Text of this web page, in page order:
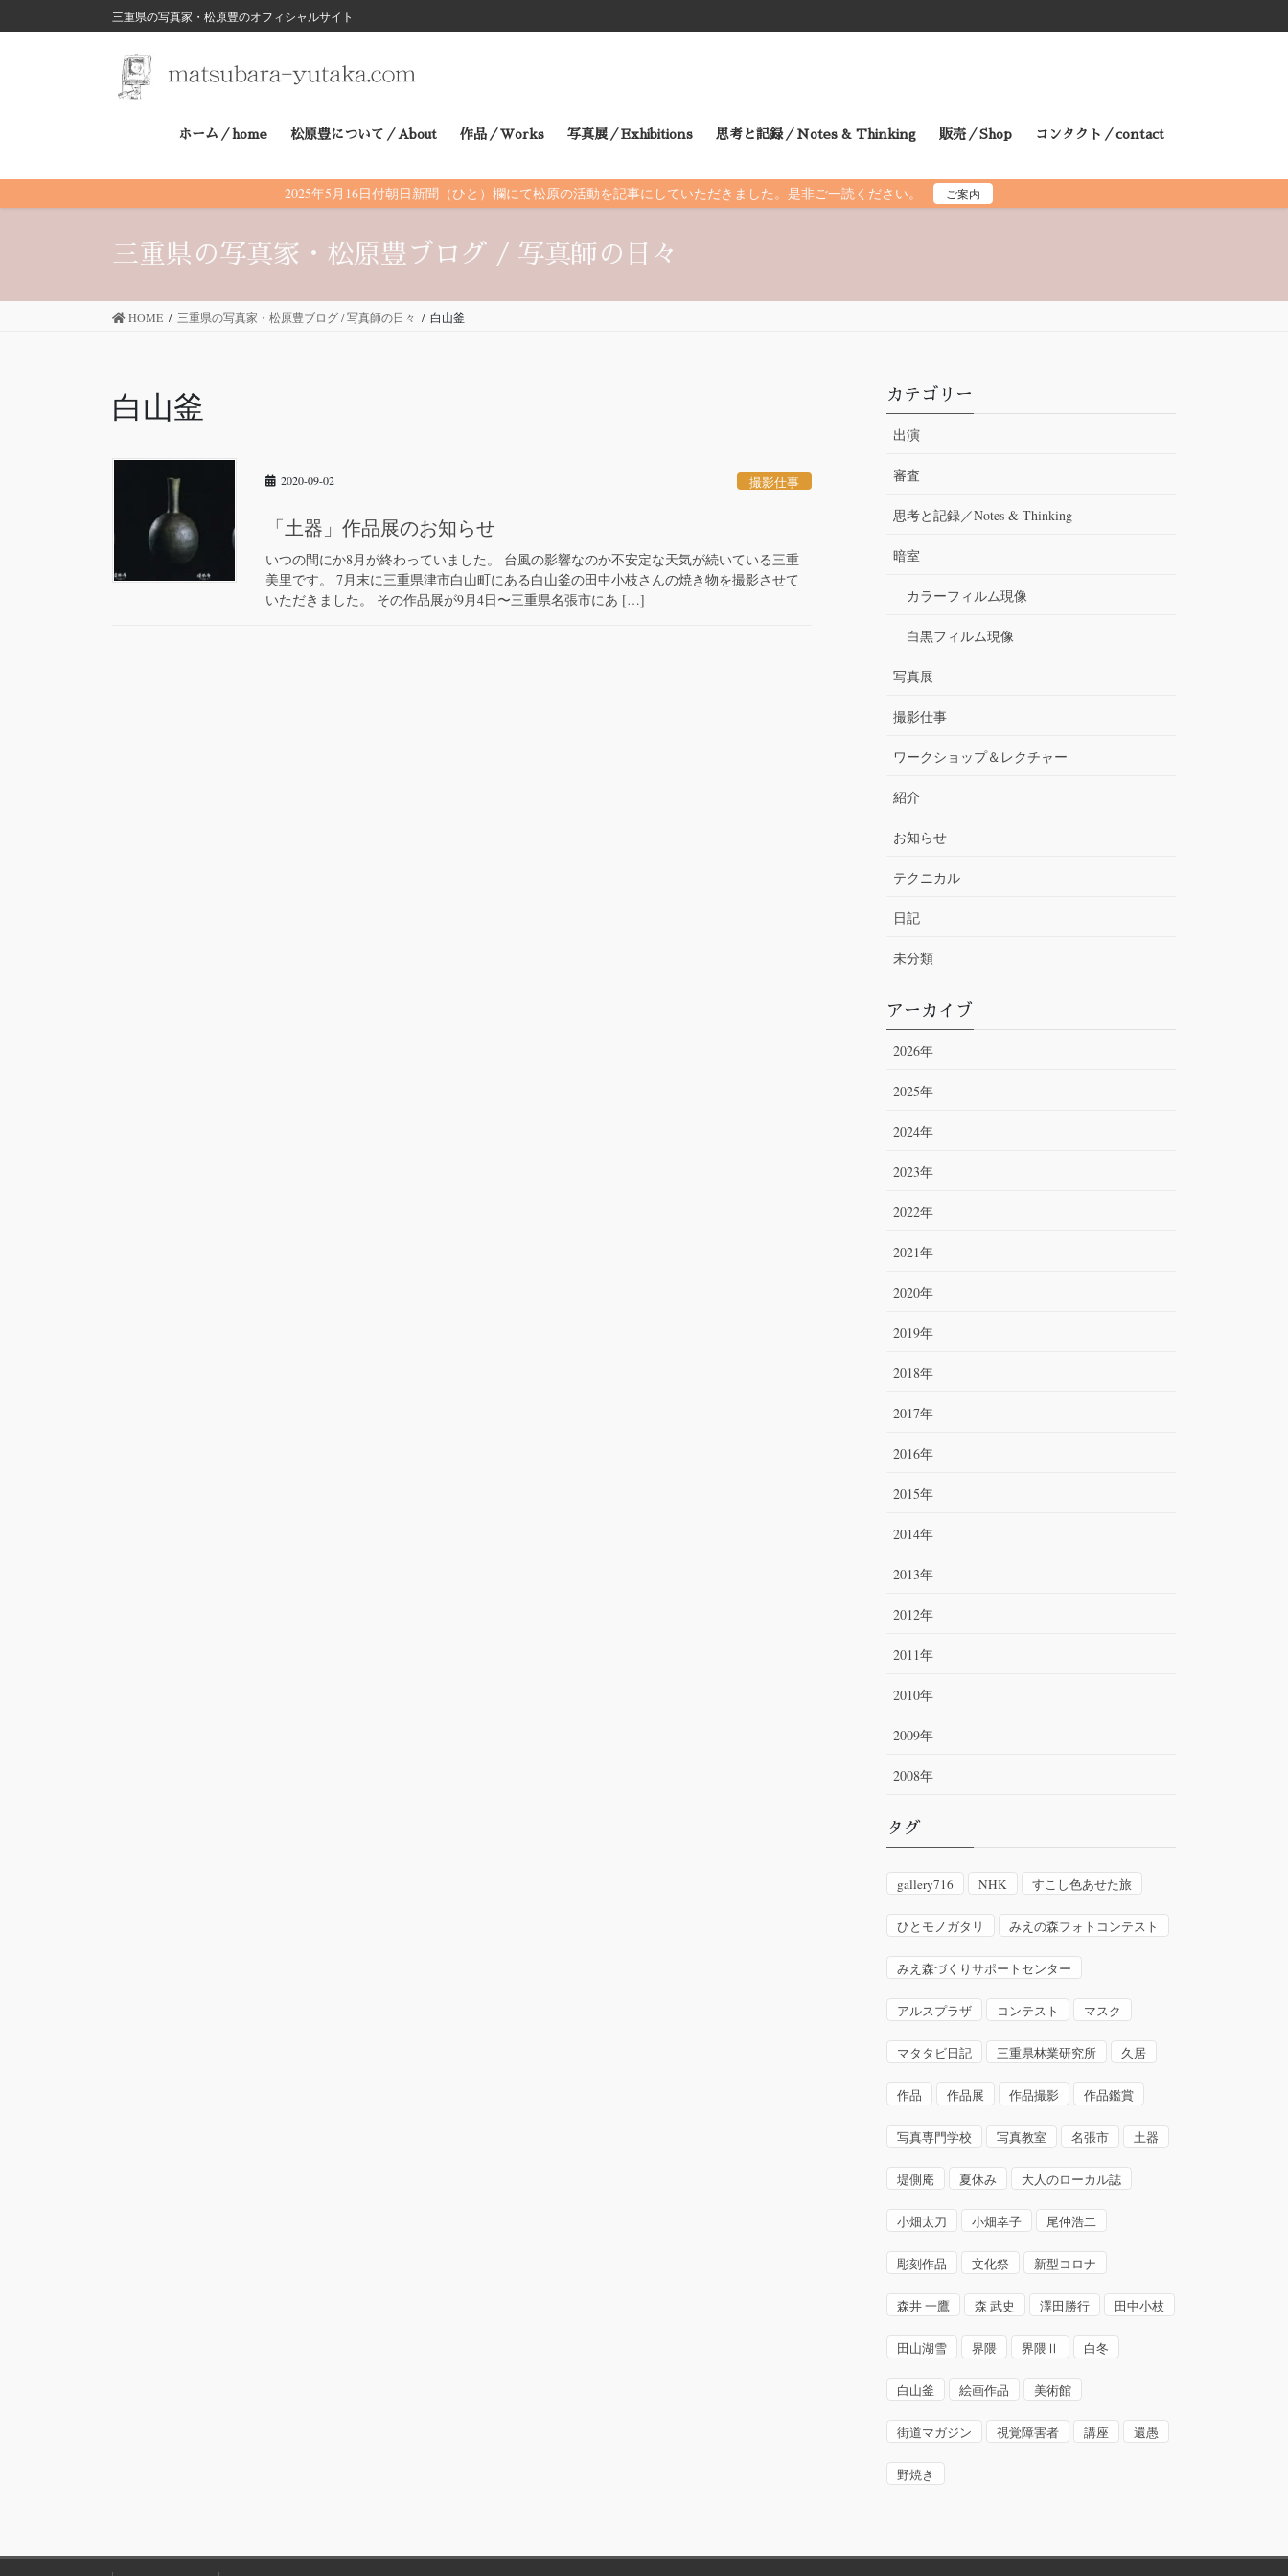
三重県の写真家・松原豊のオフィシャルサイト
ホーム／home 松原豊について／About 作品／Works 写真展／Exhibitions 思考と記録／Notes & Thinking 販売／Shop コンタクト／contact
2025年5月16日付朝日新聞（ひと）欄にて松原の活動を記事にしていただきました。是非ご一読ください。 ご案内
三重県の写真家・松原豊ブログ / 写真師の日々
HOME 三重県の写真家・松原豊ブログ / 写真師の日々 白山釜
白山釜
2020-09-02 撮影仕事
「土器」作品展のお知らせ
いつの間にか8月が終わっていました。 台風の影響なのか不安定な天気が続いている三重
美里です。 7月末に三重県津市白山町にある白山釜の田中小枝さんの焼き物を撮影させて
いただきました。 その作品展が9月4日〜三重県名張市にあ […]
カテゴリー
出演
審査
思考と記録／Notes & Thinking
暗室
カラーフィルム現像
白黒フィルム現像
写真展
撮影仕事
ワークショップ＆レクチャー
紹介
お知らせ
テクニカル
日記
未分類
アーカイブ
2026年
2025年
2024年
2023年
2022年
2021年
2020年
2019年
2018年
2017年
2016年
2015年
2014年
2013年
2012年
2011年
2010年
2009年
2008年
タグ
gallery716 NHK すこし色あせた旅
ひとモノガタリ みえの森フォトコンテスト
みえ森づくりサポートセンター
アルスプラザ コンテスト マスク
マタタビ日記 三重県林業研究所 久居
作品 作品展 作品撮影 作品鑑賞
写真専門学校 写真教室 名張市 土器
堤側庵 夏休み 大人のローカル誌
小畑太刀 小畑幸子 尾仲浩二
彫刻作品 文化祭 新型コロナ
森井 一鷹 森 武史 澤田勝行 田中小枝
田山湖雪 界隈 界隈Ⅱ 白冬
白山釜 絵画作品 美術館
街道マガジン 視覚障害者 講座 還愚
野焼き